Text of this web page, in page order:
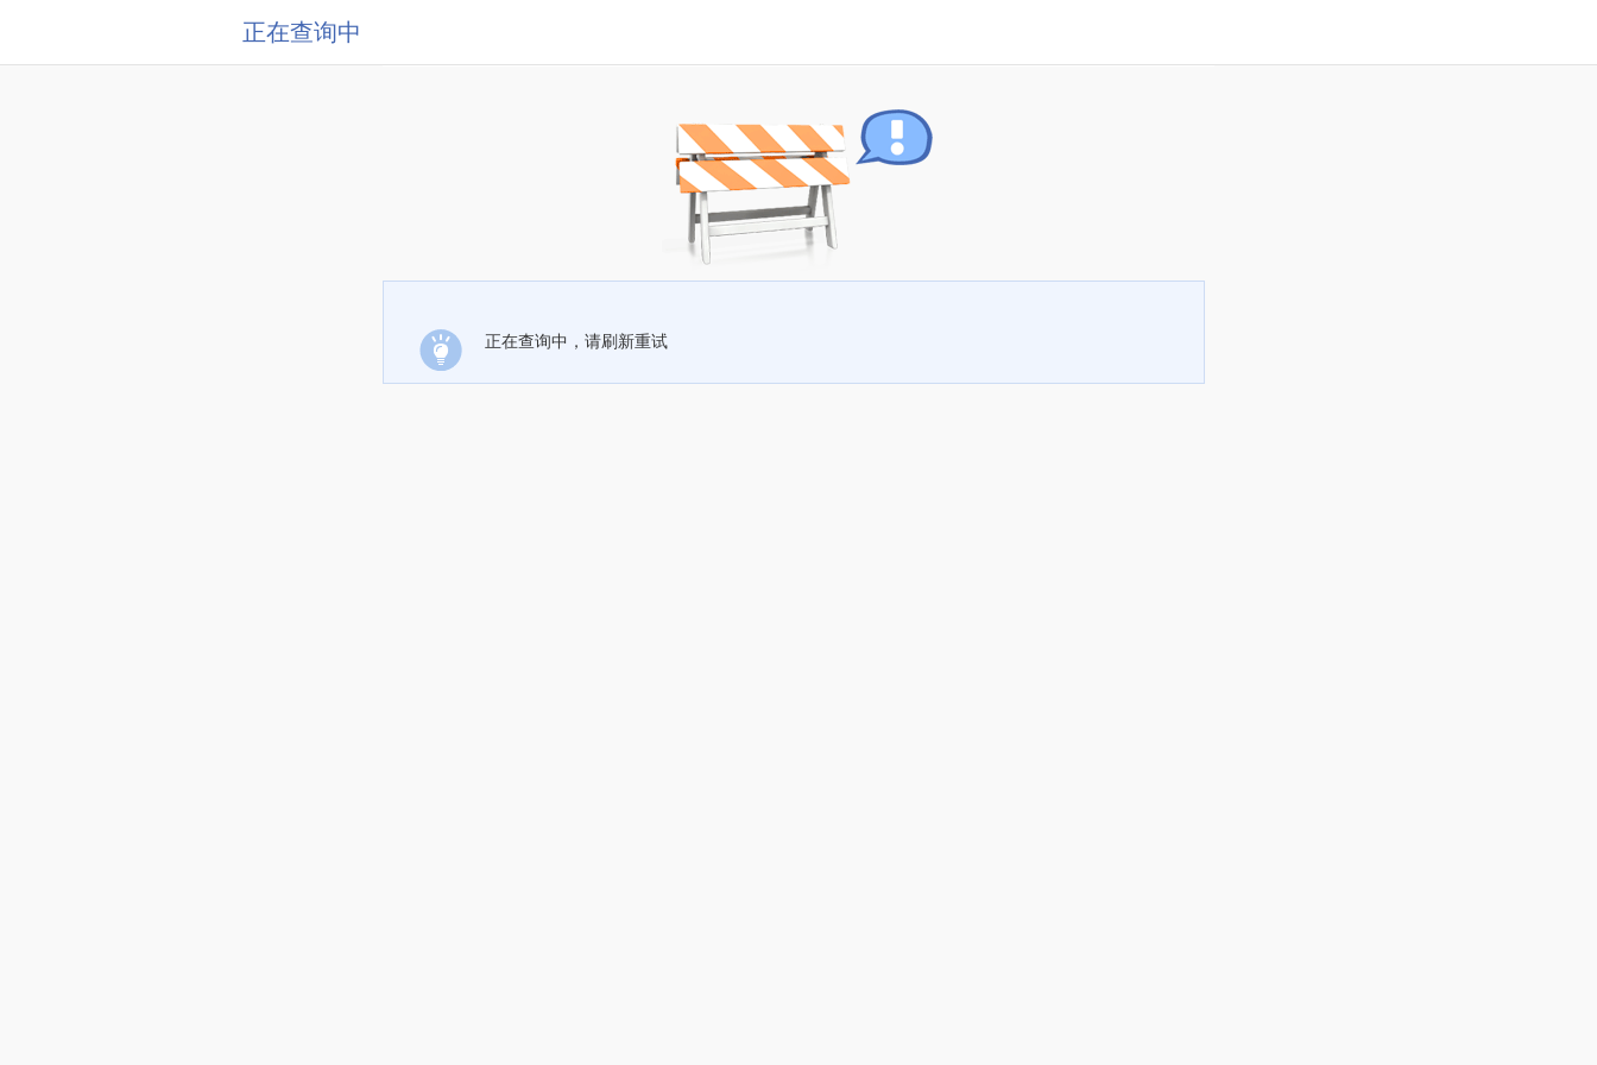
正在查询中
正在查询中，请刷新重试